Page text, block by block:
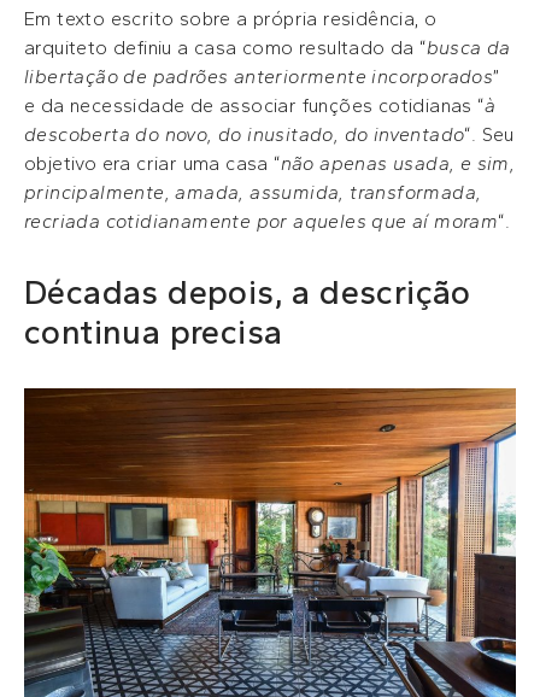
Em texto escrito sobre a própria residência, o
arquiteto definiu a casa como resultado da “busca da
libertação de padrões anteriormente incorporados”
e da necessidade de associar funções cotidianas “à
descoberta do novo, do inusitado, do inventado“. Seu
objetivo era criar uma casa “não apenas usada, e sim,
principalmente, amada, assumida, transformada,
recriada cotidianamente por aqueles que aí moram“.
Décadas depois, a descrição
continua precisa